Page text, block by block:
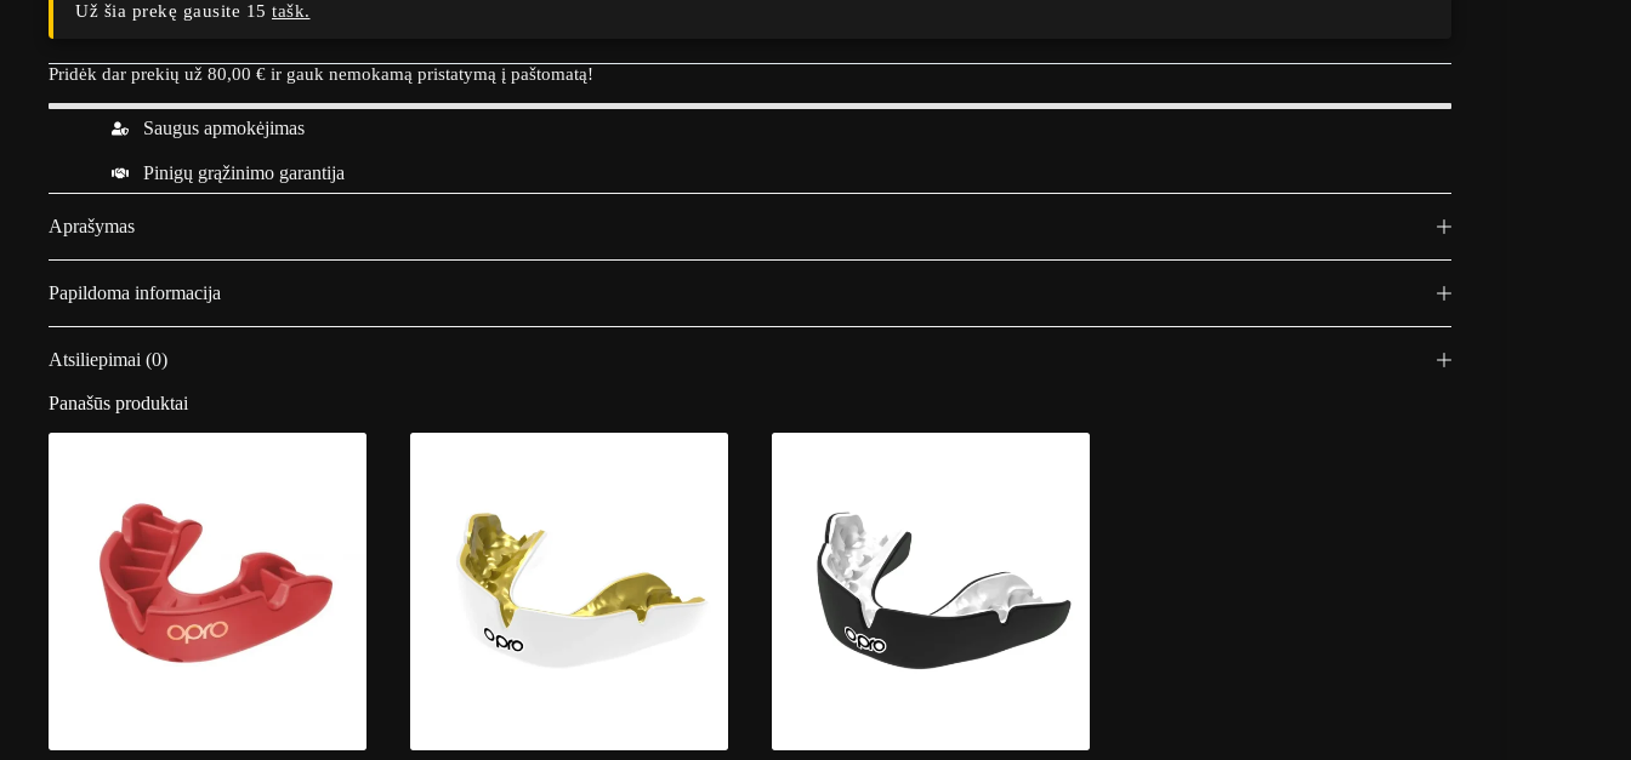
Ippon
gear
Baltas
Už šia prekę gausite 15 tašk.
Pridėk dar prekių už 80,00 € ir gauk nemokamą pristatymą į paštomatą!
Saugus apmokėjimas
Pinigų grąžinimo garantija
Aprašymas
Papildoma informacija
Atsiliepimai (0)
Panašūs produktai